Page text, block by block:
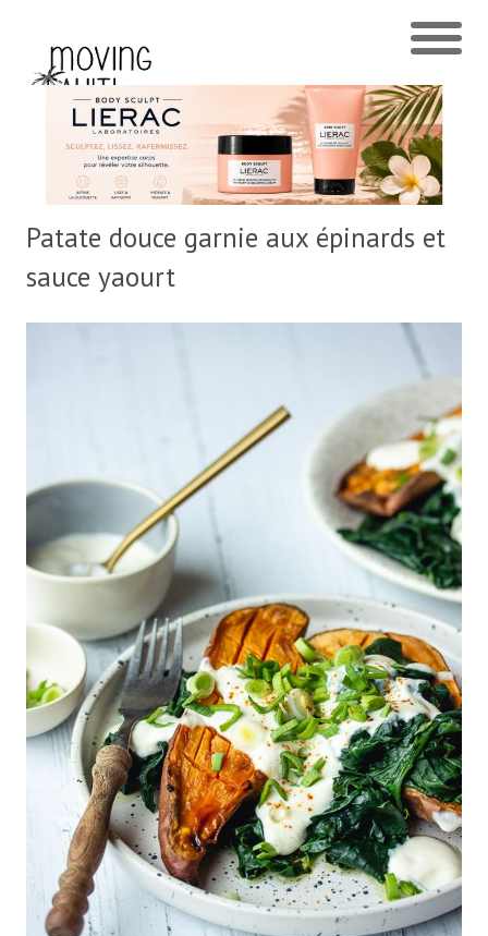
Patate douce garnie aux épinards et
sauce yaourt